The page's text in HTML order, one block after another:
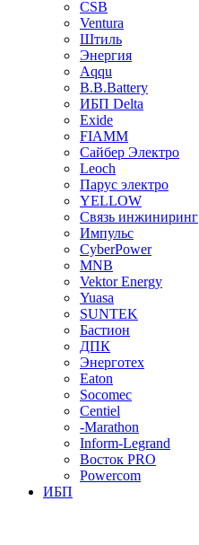
CSB
Ventura
Штиль
Энергия
Aqqu
B.B.Bаttery
ИБП Delta
Exide
FIAMM
Сайбер Электро
Leoch
Парус электро
YELLOW
Связь инжиниринг
Импульс
CyberPower
MNB
Vektor Energy
Yuasa
SUNTEK
Бастион
ДПК
Энерготех
Eaton
Socomec
Centiel
-Marathon
Inform-Legrand
Восток PRO
Powercom
ИБП